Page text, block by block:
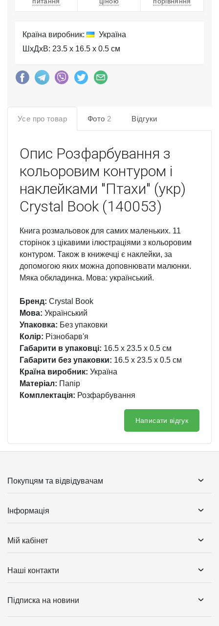
Країна виробник:
Україна
ШхДхВ: 23.5 x 16.5 x 0.5 см
Усе про товар Фото 2 Відгуки
Опис Розфарбування з
кольоровим контуром і
наклейками "Птахи" (укр)
Crystal Book (140053)
Книга розмальовок для самих маленьких. 11
сторінок з цікавими ілюстраціями з кольоровим
контуром. Також в книжечці є наклейки, за
допомогою яких можна доповнювати малюнки.
Мяка обкладинка. Мова: український.
Бренд: Crystal Book
Мова: Український
Упаковка: Без упаковки
Колір: Різнобарв'я
Габарити в упаковці: 16.5 x 23.5 x 0.5 см
Габарити без упаковки: 16.5 x 23.5 x 0.5 см
Країна виробник: Україна
Матеріал: Папір
Комплектація: Розфарбування
Написати відгук
Покупцям та відвідувачам
Інформація
Мій кабінет
Наші контакти
Підписка на новини